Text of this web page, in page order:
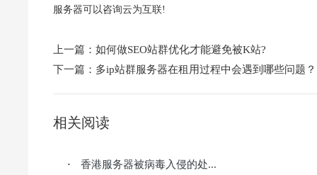
服务器可以咨询云为互联!
上一篇： 如何做SEO站群优化才能避免被K站?
下一篇： 多ip站群服务器在租用过程中会遇到哪些问题？
相关阅读
· 香港服务器被病毒入侵的处...